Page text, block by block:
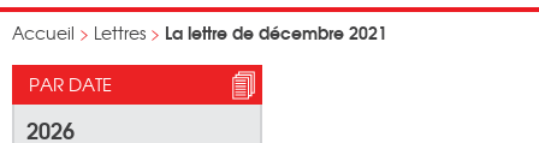
Accueil > Lettres > La lettre de décembre 2021
PAR DATE
2026